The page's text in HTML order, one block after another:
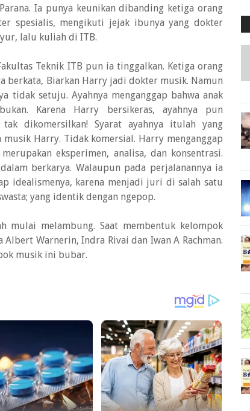
Ia punya keunikan dibanding ketiga orang
spesialis, mengikuti jejak ibunya yang dokter
lalu kuliah di ITB.
Teknik ITB pun ia tinggalkan. Ketiga orang
berkata, Biarkan Harry jadi dokter musik. Namun
tidak setuju. Ayahnya menganggap bahwa anak
Karena Harry bersikeras, ayahnya pun
dikomersilkan! Syarat ayahnya itulah yang
Harry. Tidak komersial. Harry menganggap
eksperimen, analisa, dan konsentrasi.
berkarya. Walaupun pada perjalanannya ia
idealismenya, karena menjadi juri di salah satu
yang identik dengan ngepop.
mulai melambung. Saat membentuk kelompok
Warnerin, Indra Rivai dan Iwan A Rachman.
musik ini bubar.